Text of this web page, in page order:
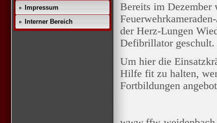
Impressum
Interner Bereich
Bereits im Dezember
der Herz-Lungen
Defibrillator geschult.
Um hier die
Hilfe fit zu halten,
Fortbildungen